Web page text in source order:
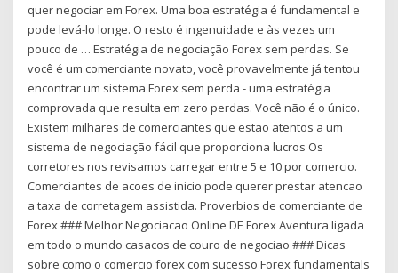
quer negociar em Forex. Uma boa estratégia é fundamental e
pode levá-lo longe. O resto é ingenuidade e às vezes um
pouco de … Estratégia de negociação Forex sem perdas. Se
você é um comerciante novato, você provavelmente já tentou
encontrar um sistema Forex sem perda - uma estratégia
comprovada que resulta em zero perdas. Você não é o único.
Existem milhares de comerciantes que estão atentos a um
sistema de negociação fácil que proporciona lucros Os
corretores nos revisamos carregar entre 5 e 10 por comercio.
Comerciantes de acoes de inicio pode querer prestar atencao
a taxa de corretagem assistida. Proverbios de comerciante de
Forex ### Melhor Negociacao Online DE Forex Aventura ligada
em todo o mundo casacos de couro de negociao ### Dicas
sobre como o comercio forex com sucesso Forex fundamentals